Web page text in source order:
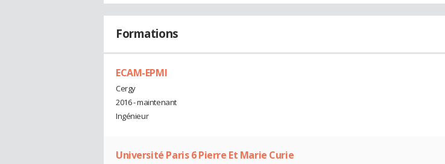
Formations
ECAM-EPMI
Cergy
2016 - maintenant
Ingénieur
Université Paris 6 Pierre Et Marie Curie